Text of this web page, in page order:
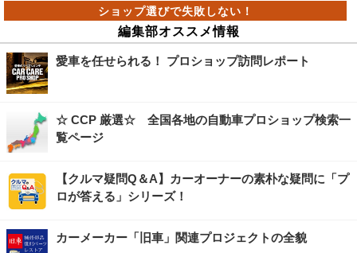
編集部オススメ情報
愛車を任せられる！ プロショップ訪問レポート
☆ CCP 厳選☆ 全国各地の自動車プロショップ検索一
覧ページ
【クルマ疑問Q＆A】カーオーナーの素朴な疑問に「プ
ロが答える」シリーズ！
カーメーカー「旧車」関連プロジェクトの全貌